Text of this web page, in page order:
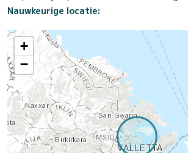
Nauwkeurige locatie:
+
−